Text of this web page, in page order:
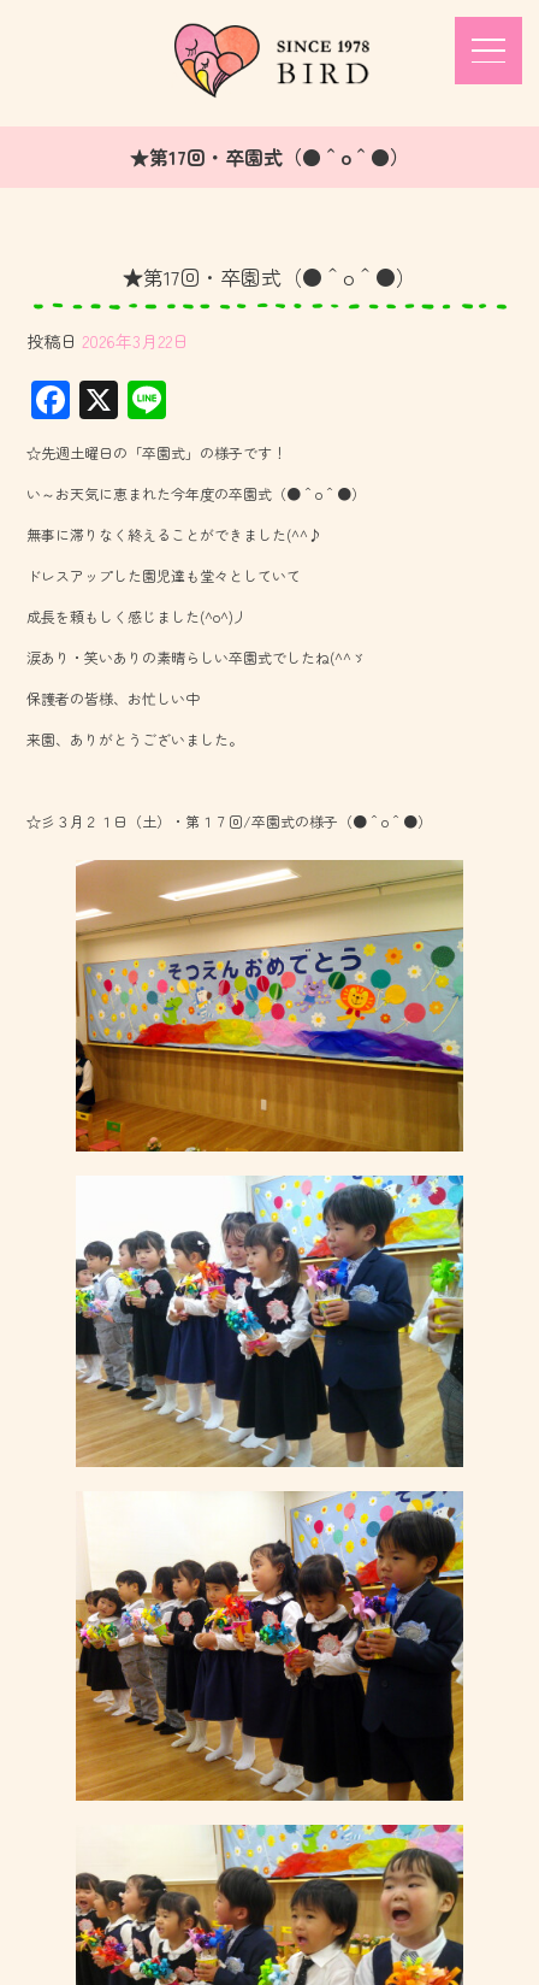
★第17回・卒園式（●＾o＾●）
★第17回・卒園式（●＾o＾●）
投稿日 2026年3月22日
F
ac
e
b
o
ok
X
ne
☆先週土曜日の「卒園式」の様子です！
い～お天気に恵まれた今年度の卒園式（●＾o＾●）
無事に滞りなく終えることができました(^^♪
ドレスアップした園児達も堂々としていて
成長を頼もしく感じました(^o^)丿
涙あり・笑いありの素晴らしい卒園式でしたね(^^ゞ
保護者の皆様、お忙しい中
来園、ありがとうございました。
☆彡３月２１日（土）・第１７回/卒園式の様子（●＾o＾●）